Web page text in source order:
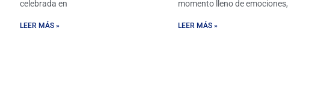
celebrada en
LEER MÁS »
momento lleno de emociones,
LEER MÁS »